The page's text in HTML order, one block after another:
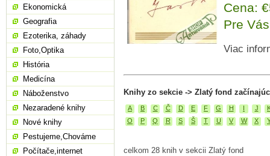
Cena:
Pre
Viac
Knihy zo sekcie -> Zlatý fond
A B C Č D E F G H I J
O
P Q R S Š T U V W X
celkom 28 knih v sekcii Zlatý fond
Ekonomická
Geografia
Ezoterika, záhady
Foto,Optika
História
Medicína
Náboženstvo
Nezaradené knihy
Nové knihy
Pestujeme,Chováme
Počítače,internet